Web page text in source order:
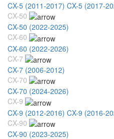
CX-5 (2011-2017) CX-5 (2017-
CX-50
CX-50 (2022-2025)
CX-60
CX-60 (2022-2026)
CX-7
CX-7 (2006-2012)
CX-70
CX-70 (2024-2026)
CX-9
CX-9 (2012-2016) CX-9 (2016-
CX-90
CX-90 (2023-2025)